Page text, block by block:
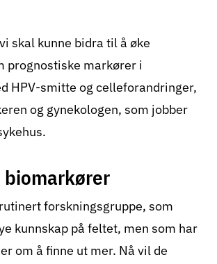
skal kunne bidra til å øke
prognostiske markører i
HPV-smitte og celleforandringer,
og gynekologen, som jobber
forskningsgruppe, som
kunnskap på feltet, men som har
om å finne ut mer. Nå vil de